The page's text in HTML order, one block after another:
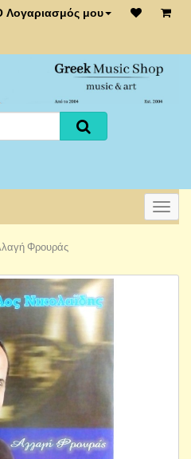
Λογαριασμός μου
Φρουράς